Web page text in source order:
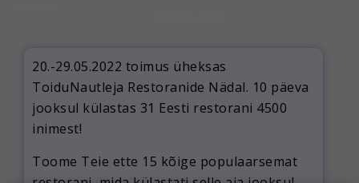
20.-29.05.2022 toimus üheksas
ToiduNautleja Restoranide Nädal. 10 päeva
jooksul külastas 31 Eesti restorani 4500
inimest!
Toome Teie ette 15 kõige populaarsemat